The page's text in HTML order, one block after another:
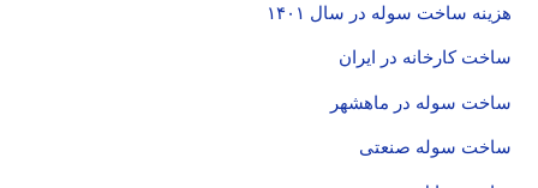
هزینه ساخت سوله در سال ۱۴۰۱
ساخت کارخانه در ایران
ساخت سوله در ماهشهر
ساخت سوله صنعتی